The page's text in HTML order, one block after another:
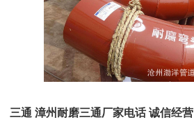
三通 漳州耐磨三通厂家电话 诚信经营